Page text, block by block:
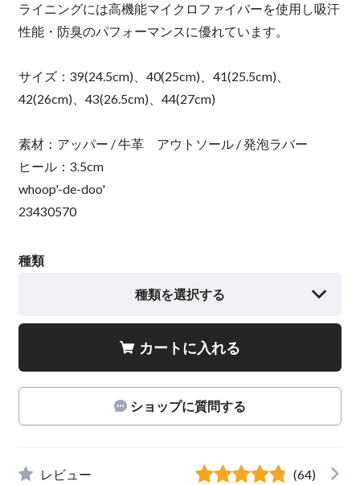
ライニングには高機能マイクロファイバーを使用し吸汗
性能・防臭のパフォーマンスに優れています。
サイズ：39(24.5cm)、40(25cm)、41(25.5cm)、
42(26cm)、43(26.5cm)、44(27cm)
素材：アッパー / 牛革 アウトソール / 発泡ラバー
ヒール：3.5cm
whoop'-de-doo'
23430570
種類
種類を選択する
カートに入れる
ショップに質問する
レビュー (64)